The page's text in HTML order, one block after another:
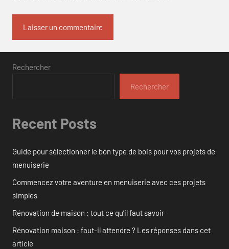
Rechercher
Rechercher
Recent Posts
Guide pour sélectionner le bon type de bois pour vos projets de
menuiserie
Commencez votre aventure en menuiserie avec ces projets
simples
Rénovation de maison : tout ce qu’il faut savoir
Rénovation maison : faut-il attendre ? Les réponses dans cet
article